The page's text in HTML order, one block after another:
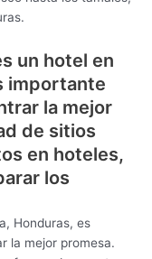
un hotel en
importante
la mejor
de sitios
en hoteles,
los
Honduras, es
la mejor promesa.